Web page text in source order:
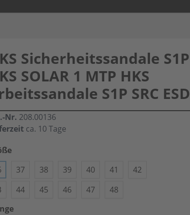
Sicherheitssandale S1P
SOLAR 1 MTP HKS
S1P SRC ESD
Nr. 208.00136
ca. 10 Tage
37 38 39 40 41
42
44 45 46 47
48